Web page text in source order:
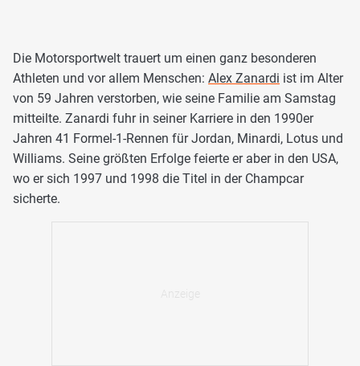
Die Motorsportwelt trauert um einen ganz besonderen
Athleten und vor allem Menschen: Alex Zanardi ist im Alter
von 59 Jahren verstorben, wie seine Familie am Samstag
mitteilte. Zanardi fuhr in seiner Karriere in den 1990er
Jahren 41 Formel-1-Rennen für Jordan, Minardi, Lotus und
Williams. Seine größten Erfolge feierte er aber in den USA,
wo er sich 1997 und 1998 die Titel in der Champcar
sicherte.